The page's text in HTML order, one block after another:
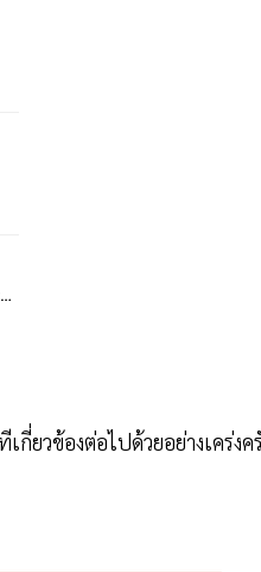
ยวข้องต่อไปด้วยอย่างเคร่งค